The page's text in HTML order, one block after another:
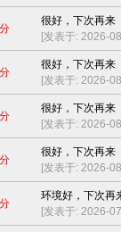
很好，下次再来
[发表于: 2026-
很好，下次再来
[发表于: 2026-
很好，下次再来
[发表于: 2026-
很好，下次再来
[发表于: 2026-
环境好，下次再
[发表于: 2026-